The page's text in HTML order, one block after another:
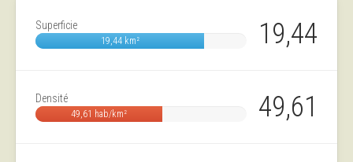
19,44
Superficie
19,44 km²
49,61
Densité
49,61 hab/km²